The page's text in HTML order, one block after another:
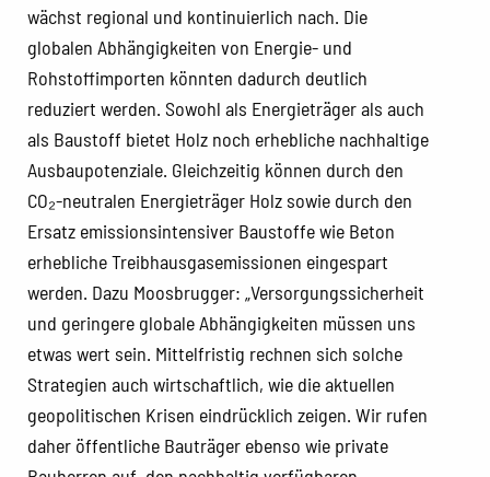
wächst regional und kontinuierlich nach. Die
globalen Abhängigkeiten von Energie- und
Rohstoffimporten könnten dadurch deutlich
reduziert werden. Sowohl als Energieträger als auch
als Baustoff bietet Holz noch erhebliche nachhaltige
Ausbaupotenziale. Gleichzeitig können durch den
CO₂-neutralen Energieträger Holz sowie durch den
Ersatz emissionsintensiver Baustoffe wie Beton
erhebliche Treibhausgasemissionen eingespart
werden. Dazu Moosbrugger: „Versorgungssicherheit
und geringere globale Abhängigkeiten müssen uns
etwas wert sein. Mittelfristig rechnen sich solche
Strategien auch wirtschaftlich, wie die aktuellen
geopolitischen Krisen eindrücklich zeigen. Wir rufen
daher öffentliche Bauträger ebenso wie private